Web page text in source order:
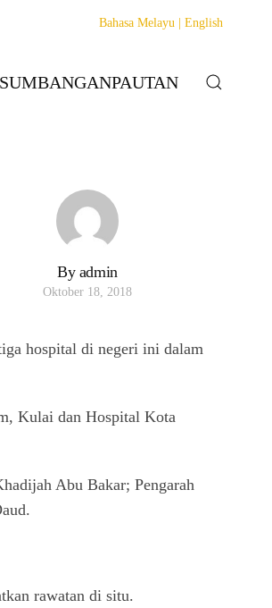
Bahasa Melayu | English
SUMBANGANPAUTAN
By admin
Oktober 18, 2018
hospital di negeri ini dalam
Kulai dan Hospital Kota
Abu Bakar; Pengarah
rawatan di situ.